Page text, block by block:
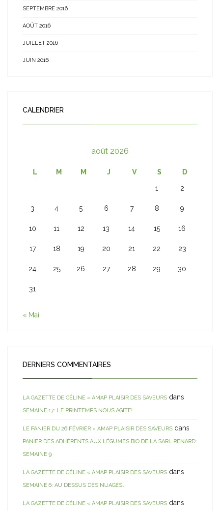
SEPTEMBRE 2016
AOÛT 2016
JUILLET 2016
JUIN 2016
CALENDRIER
août 2026
L M M J V S D
1 2
3 4 5 6 7 8 9
10 11 12 13 14 15 16
17 18 19 20 21 22 23
24 25 26 27 28 29 30
31
« Mai
DERNIERS COMMENTAIRES
LA GAZETTE DE CÉLINE « AMAP PLAISIR DES SAVEURS dans
SEMAINE 17: LE PRINTEMPS NOUS AGITE!
LE PANIER DU 26 FÉVRIER « AMAP PLAISIR DES SAVEURS dans
PANIER DES ADHÉRENTS AUX LÉGUMES BIO DE LA SARL RENARD:
SEMAINE 9
LA GAZETTE DE CÉLINE « AMAP PLAISIR DES SAVEURS dans
SEMAINE 6: AU DESSUS DES NUAGES…
LA GAZETTE DE CÉLINE « AMAP PLAISIR DES SAVEURS dans